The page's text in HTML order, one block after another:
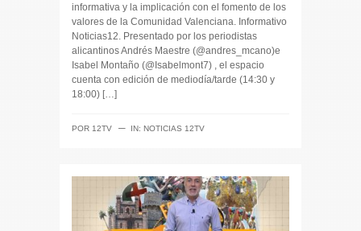
informativa y la implicación con el fomento de los
valores de la Comunidad Valenciana. Informativo
Noticias12. Presentado por los periodistas
alicantinos Andrés Maestre (@andres_mcano)e
Isabel Montaño (@Isabelmont7) , el espacio
cuenta con edición de mediodía/tarde (14:30 y
18:00) […]
POR 12TV ─ IN: NOTICIAS 12TV